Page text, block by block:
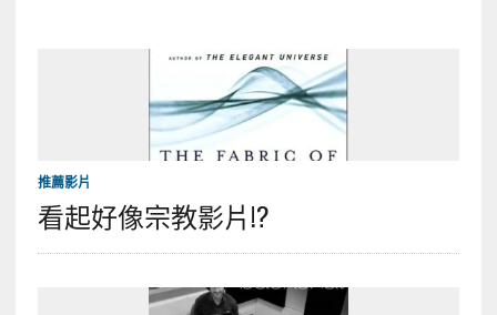
推薦影片
看起好像宗教影片!?